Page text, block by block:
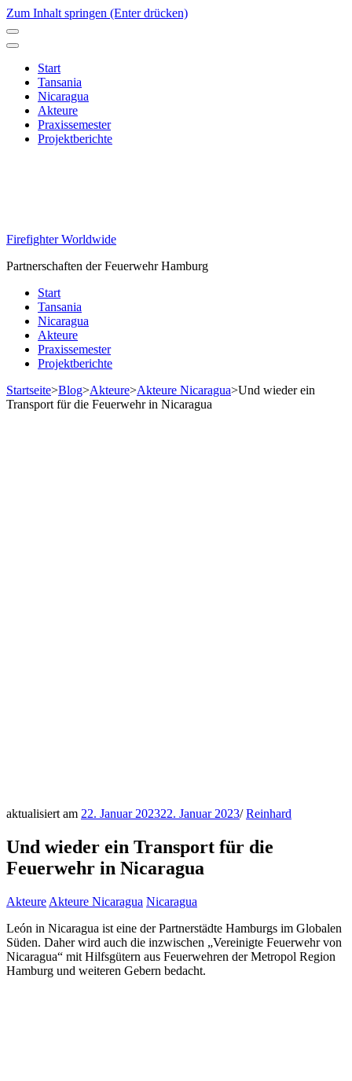
Zum Inhalt springen (Enter drücken)
Start
Tansania
Nicaragua
Akteure
Praxissemester
Projektberichte
Firefighter Worldwide
Partnerschaften der Feuerwehr Hamburg
Start
Tansania
Nicaragua
Akteure
Praxissemester
Projektberichte
Startseite>Blog>Akteure>Akteure Nicaragua>Und wieder ein
Transport für die Feuerwehr in Nicaragua
aktualisiert am 22. Januar 202322. Januar 2023/ Reinhard
Und wieder ein Transport für die
Feuerwehr in Nicaragua
Akteure Akteure Nicaragua Nicaragua
León in Nicaragua ist eine der Partnerstädte Hamburgs im Globalen
Süden. Daher wird auch die inzwischen „Vereinigte Feuerwehr von
Nicaragua“ mit Hilfsgütern aus Feuerwehren der Metropol Region
Hamburg und weiteren Gebern bedacht.